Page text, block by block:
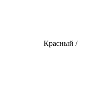
Красный /